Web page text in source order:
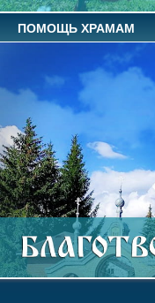
ПОМОЩЬ ХРАМАМ